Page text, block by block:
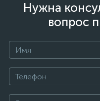
Нужна
вопрос